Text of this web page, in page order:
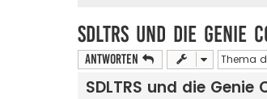
SDLTRS und die Genie
Antworten
SDLTRS und die